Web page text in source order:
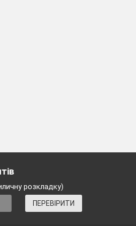
розкладку)
ПЕРЕВІРИТИ